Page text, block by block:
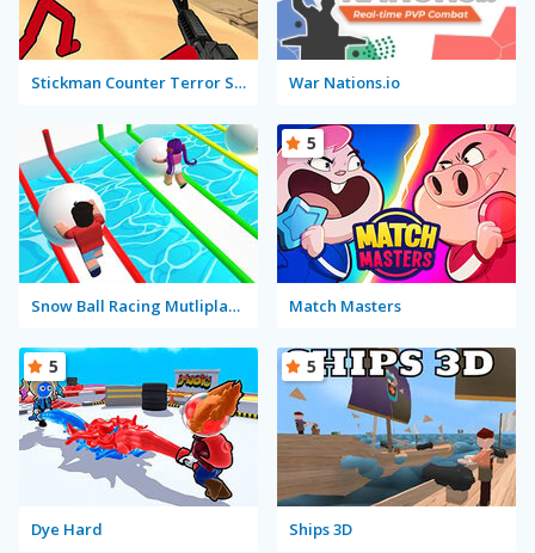
Stickman Counter Terror Strike War Nations.io
Snow Ball Racing Mutliplayer Match Masters
5
Dye Hard
5
Ships 3D
5